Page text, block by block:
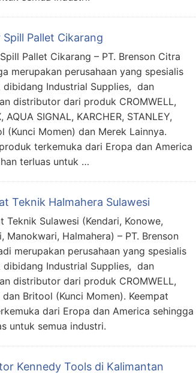
Spill Pallet Cikarang
Pallet Cikarang – PT. Brenson Citra
merupakan perusahaan yang spesialis
dibidang Industrial Supplies, dan
distributor dari produk CROMWELL,
AQUA SIGNAL, KARCHER, STANLEY,
(Kunci Momen) dan Merek Lainnya.
terkemuka dari Eropa dan America
terluas untuk …
Teknik Halmahera Sulawesi
Teknik Sulawesi (Kendari, Konowe,
Manokwari, Halmahera) – PT. Brenson
merupakan perusahaan yang spesialis
dibidang Industrial Supplies, dan
distributor dari produk CROMWELL,
dan Britool (Kunci Momen). Keempat
dari Eropa dan America sehingga
untuk semua industri.
Kennedy Tools di Kalimantan